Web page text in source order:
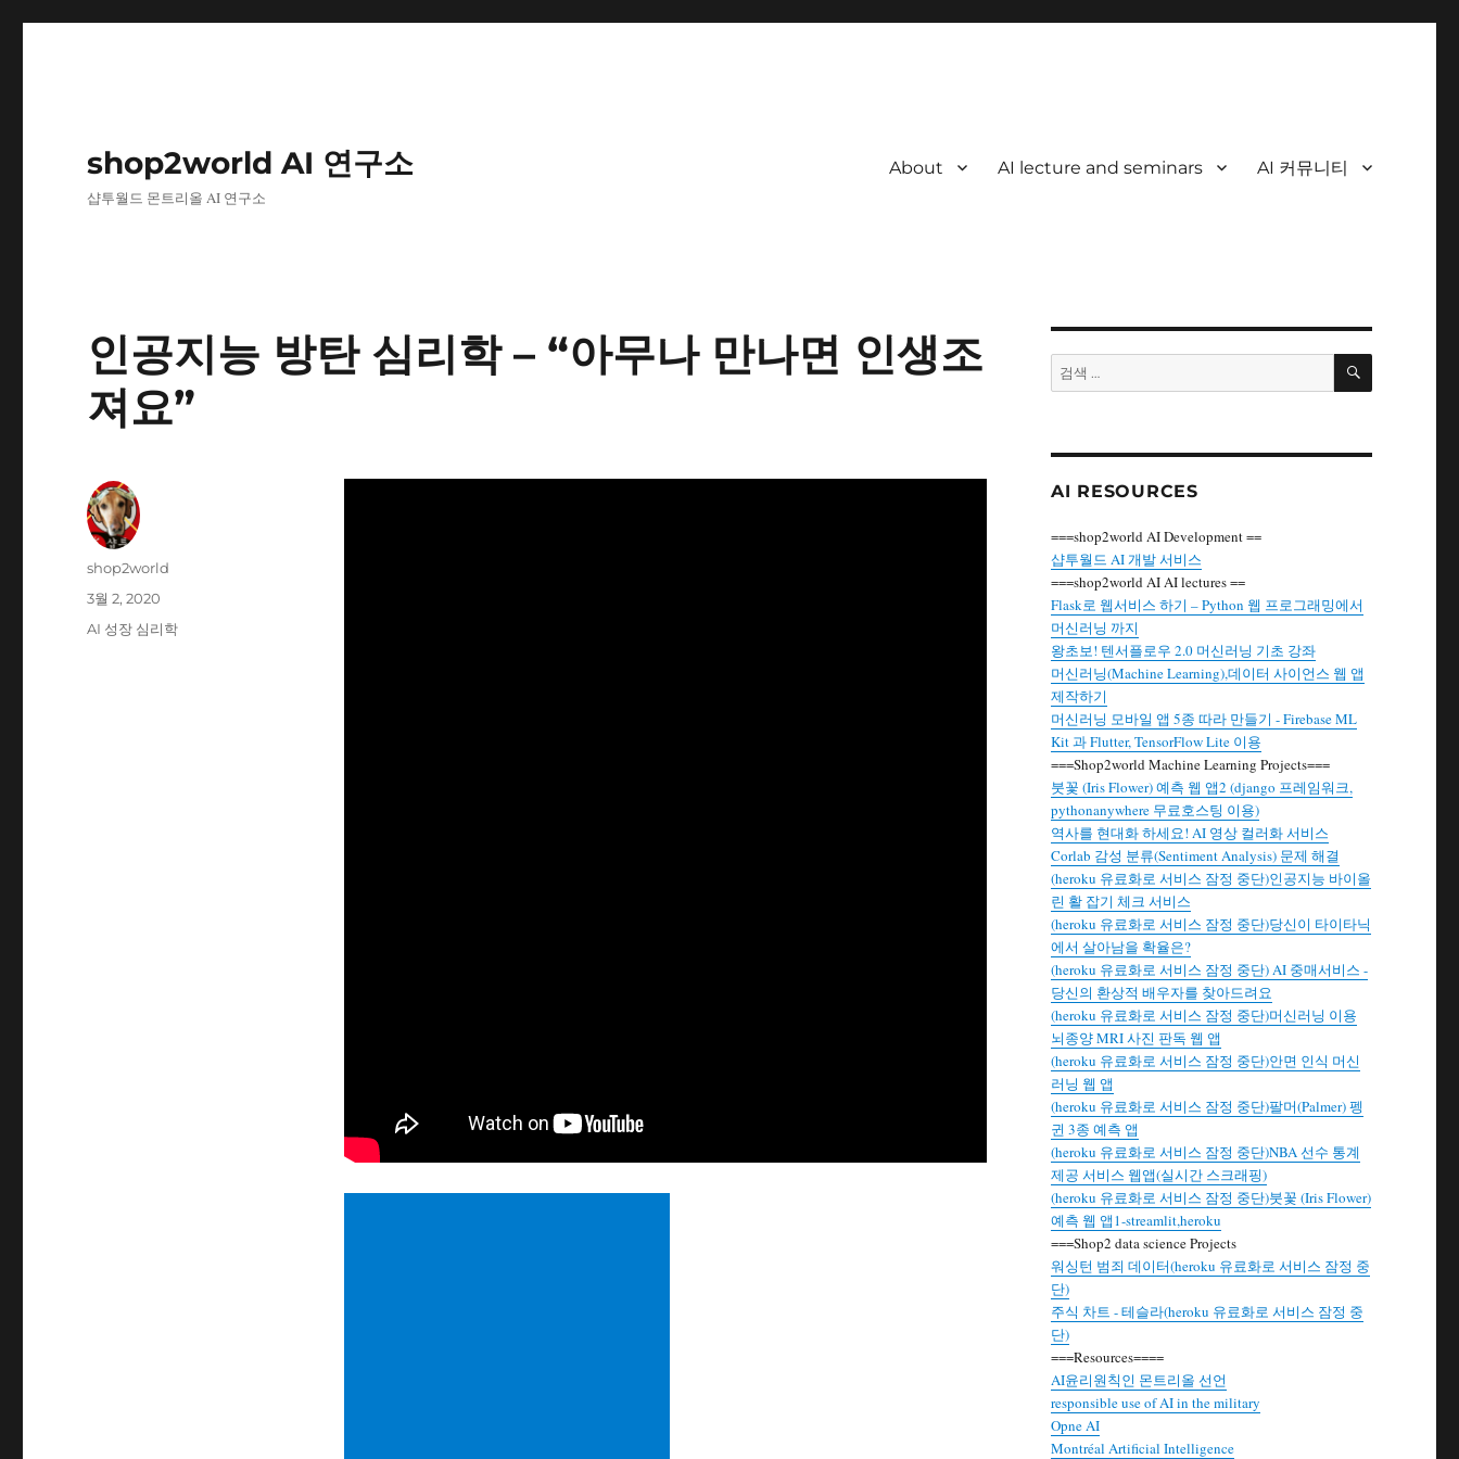
shop2world AI 연구소
샵투월드 몬트리올 AI 연구소
About AI lecture and seminars AI 커뮤니티
인공지능 방탄 심리학 – “아무나 만나면 인생조
져요”
글
쓴
shop2world
작
3월 2, 2020
카
AI 성장 심리학
검
색:
검
AI RESOURCES
===shop2world AI Development ==
샵투월드 AI 개발 서비스
===shop2world AI AI lectures ==
Flask로 웹서비스 하기 – Python 웹 프로그래밍에서
머신러닝 까지
왕초보! 텐서플로우 2.0 머신러닝 기초 강좌
머신러닝(Machine Learning),데이터 사이언스 웹 앱
제작하기
머신러닝 모바일 앱 5종 따라 만들기 - Firebase ML
Kit 과 Flutter, TensorFlow Lite 이용
===Shop2world Machine Learning Projects===
붓꽃 (Iris Flower) 예측 웹 앱2 (django 프레임워크,
pythonanywhere 무료호스팅 이용)
역사를 현대화 하세요! AI 영상 컬러화 서비스
Corlab 감성 분류(Sentiment Analysis) 문제 해결
(heroku 유료화로 서비스 잠정 중단)인공지능 바이올
린 활 잡기 체크 서비스
(heroku 유료화로 서비스 잠정 중단)당신이 타이타닉
에서 살아남을 확율은?
(heroku 유료화로 서비스 잠정 중단) AI 중매서비스 -
당신의 환상적 배우자를 찾아드려요
(heroku 유료화로 서비스 잠정 중단)머신러닝 이용
뇌종양 MRI 사진 판독 웹 앱
(heroku 유료화로 서비스 잠정 중단)안면 인식 머신
러닝 웹 앱
(heroku 유료화로 서비스 잠정 중단)팔머(Palmer) 펭
귄 3종 예측 앱
(heroku 유료화로 서비스 잠정 중단)NBA 선수 통계
제공 서비스 웹앱(실시간 스크래핑)
(heroku 유료화로 서비스 잠정 중단)붓꽃 (Iris Flower)
예측 웹 앱1-streamlit,heroku
===Shop2 data science Projects
워싱턴 범죄 데이터(heroku 유료화로 서비스 잠정 중
단)
주식 차트 - 테슬라(heroku 유료화로 서비스 잠정 중
단)
===Resources====
AI윤리원칙인 몬트리올 선언
responsible use of AI in the military
Opne AI
Montréal Artificial Intelligence